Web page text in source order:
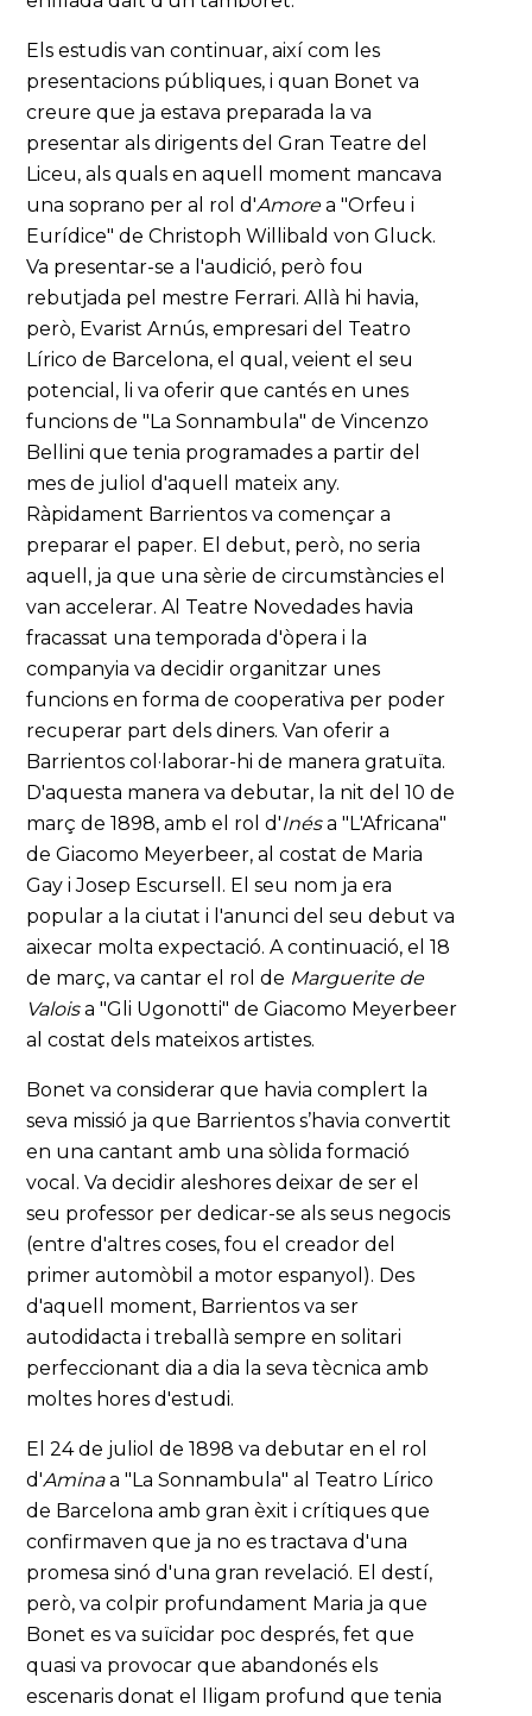
Els estudis van continuar, així com les
presentacions públiques, i quan Bonet va
creure que ja estava preparada la va
presentar als dirigents del Gran Teatre del
Liceu, als quals en aquell moment mancava
una soprano per al rol d'Amorea "Orfeu i
Eurídice" de Christoph Willibald von Gluck.
Va presentar-se a l'audició, però fou
rebutjada pel mestre Ferrari. Allà hi havia,
però, Evarist Arnús, empresari del Teatro
Lírico de Barcelona, el qual, veient el seu
potencial, li va oferir que cantés en unes
funcions de "La Sonnambula" de Vincenzo
Bellini que tenia programades a partir del
mes de juliol d'aquell mateix any.
Ràpidament Barrientos va començar a
preparar el paper. El debut, però, no seria
aquell, ja que una sèrie de circumstàncies el
van accelerar. Al Teatre Novedades havia
fracassat una temporada d'òpera i la
companyia va decidir organitzar unes
funcions en forma de cooperativa per poder
recuperar part dels diners. Van oferir a
Barrientos col·laborar-hi de manera gratuïta.
D'aquesta manera va debutar, la nit del 10 de
març de 1898, amb el rol d'Inésa "L'Africana"
de Giacomo Meyerbeer, al costat de Maria
Gay i Josep Escursell. El seu nom ja era
popular a la ciutat i l'anunci del seu debut va
aixecar molta expectació. A continuació, el 18
de març, va cantar el rol de Marguerite de
Valoisa "Gli Ugonotti" de Giacomo Meyerbeer
al costat dels mateixos artistes.
Bonet va considerar que havia complert la
seva missió ja que Barrientos s’havia convertit
en una cantant amb una sòlida formació
vocal. Va decidir aleshores deixar de ser el
seu professor per dedicar-se als seus negocis
(entre d'altres coses, fou el creador del
primer automòbil a motor espanyol). Des
d'aquell moment, Barrientos va ser
autodidacta i treballà sempre en solitari
perfeccionant dia a dia la seva tècnica amb
moltes hores d'estudi.
El 24 de juliol de 1898 va debutar en el rol
d'Aminaa "La Sonnambula" al Teatro Lírico
de Barcelona amb gran èxit i crítiques que
confirmaven que ja no es tractava d'una
promesa sinó d'una gran revelació. El destí,
però, va colpir profundament Maria ja que
Bonet es va suïcidar poc després, fet que
quasi va provocar que abandonés els
escenaris donat el lligam profund que tenia